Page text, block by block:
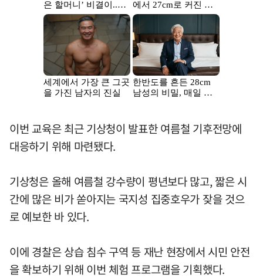
이번 교육은 최근 기상청이 발표한 여름철 기후전망에
대응하기 위해 마련됐다.
기상청은 올해 여름철 강수량이 평년보다 많고, 짧은 시
간에 많은 비가 쏟아지는 국지성 집중호우가 잦을 것으
로 예보한 바 있다.
이에 경찰은 상습 침수 구역 등 재난 현장에서 시민 안전
을 확보하기 위해 이번 체험 프로그램을 기획했다.